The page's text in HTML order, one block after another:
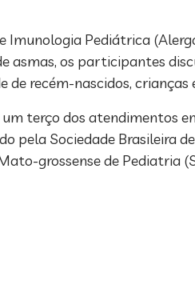
Imunologia Pediátrica
asmas, os participantes
recém-nascidos, crianças
terço dos atendimentos
pela Sociedade Brasileira
grossense de Pediatria